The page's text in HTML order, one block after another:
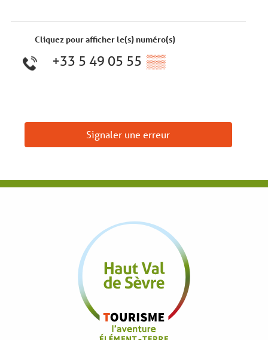
Cliquez pour afficher le(s) numéro(s)
+33 5 49 05 55 ▒▒
Signaler une erreur